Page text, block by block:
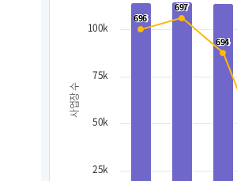
사업장 수
694
694
697
697
696
696
25k
50k
75k
100k